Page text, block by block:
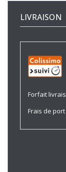
LIVRAISON
Forfait
Frais de